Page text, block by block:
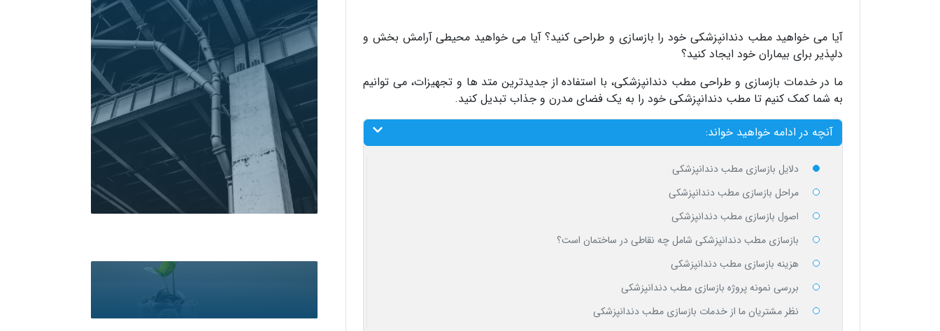
آیا می خواهید مطب دندانپزشکی خود را بازسازی و طراحی کنید؟ آیا می خواهید محیطی آرامش بخش و
دلپذیر برای بیماران خود ایجاد کنید؟
ما در خدمات بازسازی و طراحی مطب دندانپزشکی، با استفاده از جدیدترین متد ها و تجهیزات، می توانیم
به شما کمک کنیم تا مطب دندانپزشکی خود را به یک فضای مدرن و جذاب تبدیل کنید.
آنچه در ادامه خواهید خواند:
دلایل بازسازی مطب دندانپزشکی
مراحل بازسازی مطب دندانپزشکی
اصول بازسازی مطب دندانپزشکی
بازسازی مطب دندانپزشکی شامل چه نقاطی در ساختمان است؟
هزینه بازسازی مطب دندانپزشکی
بررسی نمونه پروژه بازسازی مطب دندانپزشکی
نظر مشتریان ما از خدمات بازسازی مطب دندانپزشکی
اقساطی پرداخت کنید
اگر نیاز به دریافت خدمات اقساطی دارید کلیک